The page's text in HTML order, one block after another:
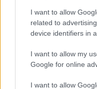
I want to allow
related to
device identifiers in
I want to allow my
Google for online
I want to allow
Népszerű